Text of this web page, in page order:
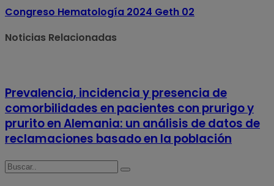
Congreso Hematología 2024 Geth 02
Noticias Relacionadas
Prevalencia, incidencia y presencia de
comorbilidades en pacientes con prurigo y
prurito en Alemania: un análisis de datos de
reclamaciones basado en la población